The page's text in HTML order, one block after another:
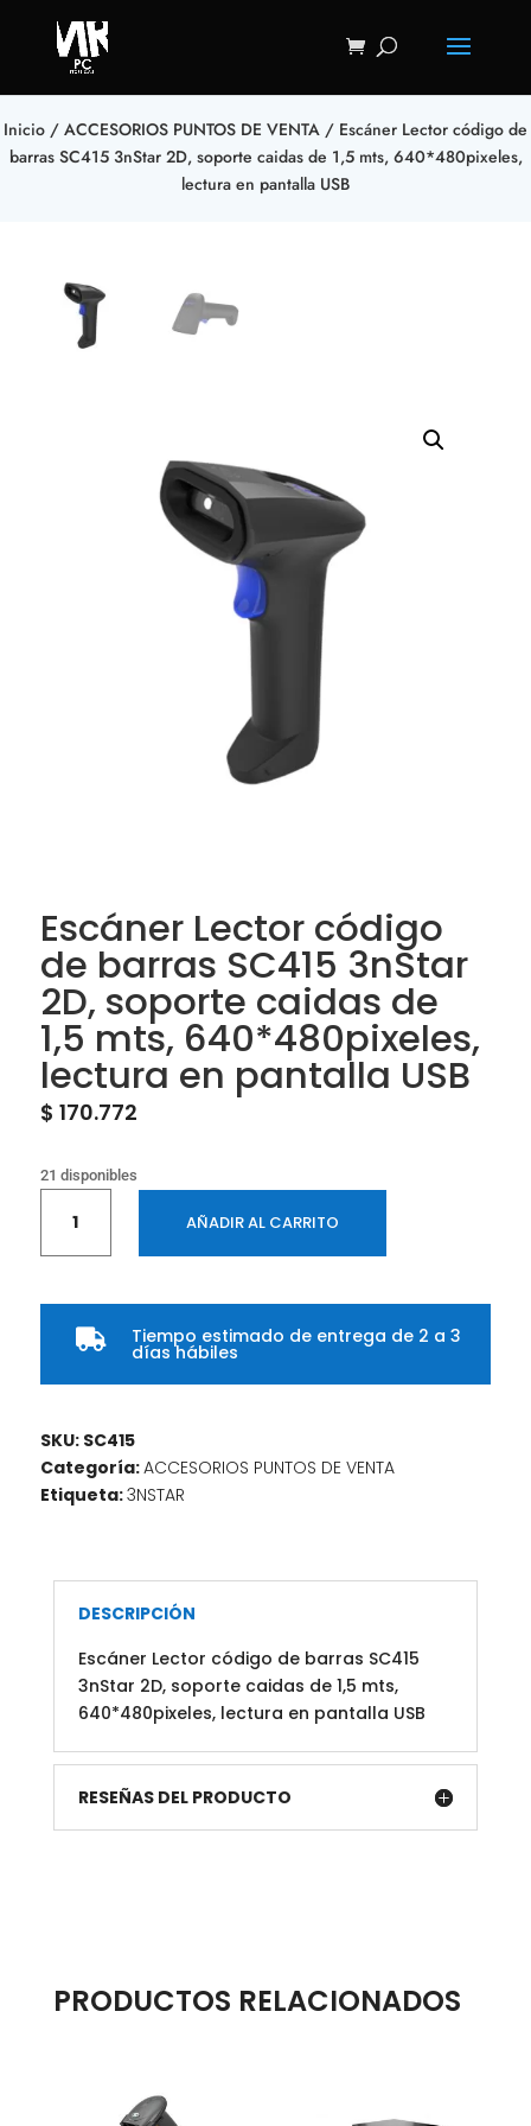
Inicio / ACCESORIOS PUNTOS DE VENTA / Escáner Lector código de
barras SC415 3nStar 2D, soporte caidas de 1,5 mts, 640*480pixeles,
lectura en pantalla USB
Escáner Lector código
de barras SC415 3nStar
2D, soporte caidas de
1,5 mts, 640*480pixeles,
lectura en pantalla USB
$ 170.772
21 disponibles
Lector
código
barras
2D,
caidas
de
1,5
lectura
cantidad
AÑADIR AL CARRITO
 Tiempo estimado de entrega de 2 a 3
días hábiles
SKU: SC415
Categoría:ACCESORIOS PUNTOS DE VENTA
Etiqueta:3NSTAR
DESCRIPCIÓN
Escáner Lector código de barras SC415
3nStar 2D, soporte caidas de 1,5 mts,
640*480pixeles, lectura en pantalla USB
RESEÑAS DEL PRODUCTO
PRODUCTOS RELACIONADOS